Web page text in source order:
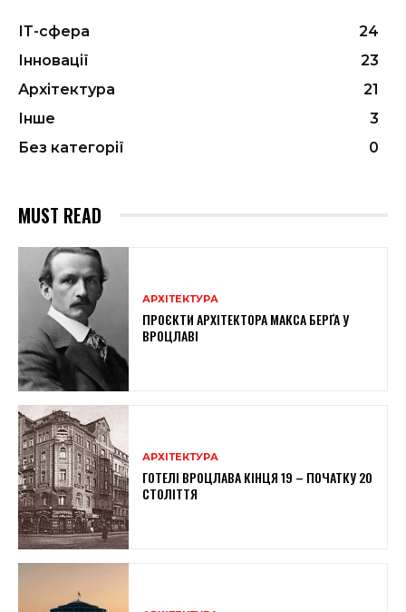
ІТ-сфера
24
Інновації
23
Архітектура
21
Інше
3
Без категорії
0
MUST READ
АРХІТЕКТУРА
ПРОЄКТИ АРХІТЕКТОРА МАКСА БЕРҐА У
ВРОЦЛАВІ
АРХІТЕКТУРА
ГОТЕЛІ ВРОЦЛАВА КІНЦЯ 19 – ПОЧАТКУ 20
СТОЛІТТЯ